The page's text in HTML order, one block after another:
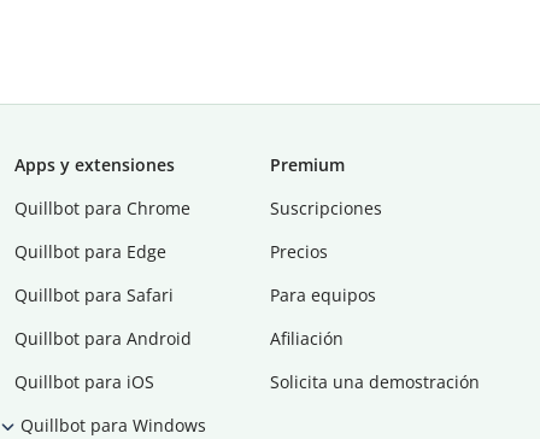
Apps y extensiones
Quillbot para Chrome
Quillbot para Edge
Quillbot para Safari
Quillbot para Android
Quillbot para iOS
Quillbot para Windows
Premium
Suscripciones
Precios
Para equipos
Afiliación
Solicita una demostración